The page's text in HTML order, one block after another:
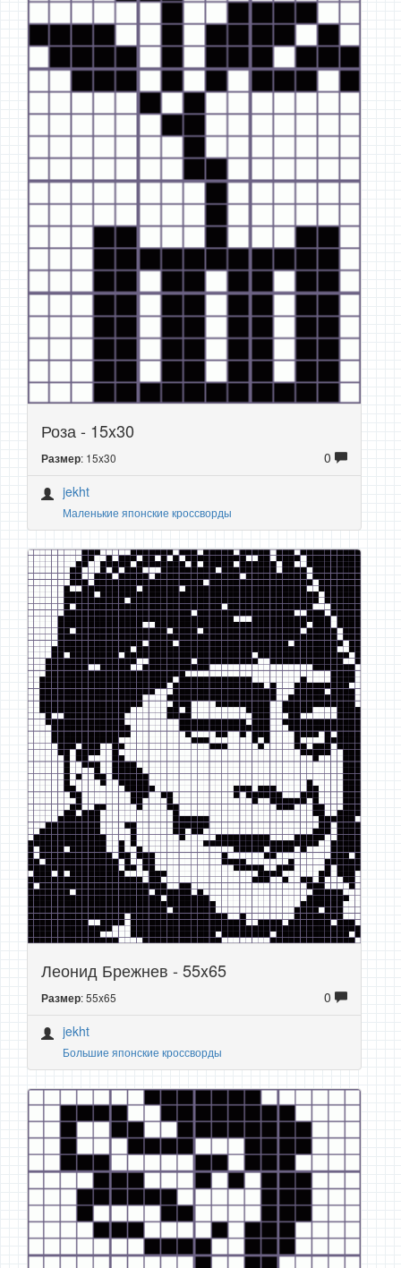
Роза - 15x30
Размер: 15x30
0
jekht
Маленькие японские кроссворды
Леонид Брежнев - 55x65
Размер: 55x65
0
jekht
Большие японские кроссворды